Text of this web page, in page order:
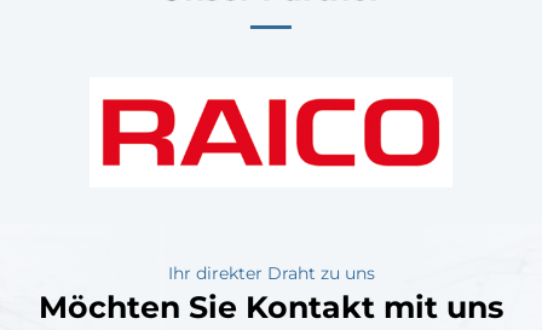
Ihr direkter Draht zu uns
Möchten Sie Kontakt mit uns